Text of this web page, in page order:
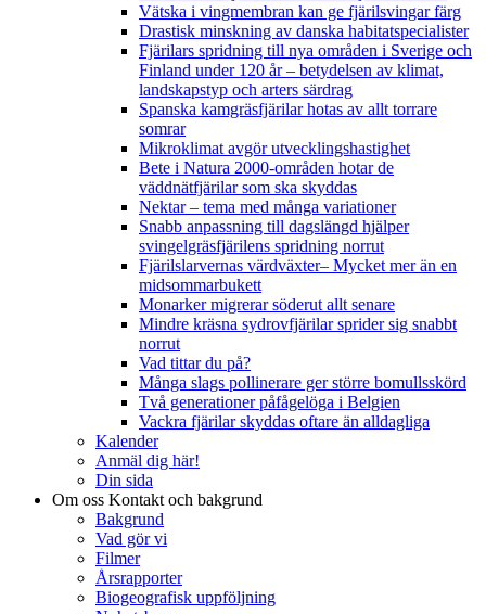
Vätska i vingmembran kan ge fjärilsvingar färg
Drastisk minskning av danska habitatspecialister
Fjärilars spridning till nya områden i Sverige och
Finland under 120 år– betydelsen av klimat,
landskapstyp och arters särdrag
Spanska kamgräsfjärilar hotas av allt torrare
somrar
Mikroklimat avgör utvecklingshastighet
Bete i Natura 2000-områden hotar de
väddnätfjärilar som ska skyddas
Nektar – tema med många variationer
Snabb anpassning till dagslängd hjälper
svingelgräsfjärilens spridning norrut
Fjärilslarvernas värdväxter– Mycket mer än en
midsommarbukett
Monarker migrerar söderut allt senare
Mindre kräsna sydrovfjärilar sprider sig snabbt
norrut
Vad tittar du på?
Många slags pollinerare ger större bomullsskörd
Två generationer påfågelöga i Belgien
Vackra fjärilar skyddas oftare än alldagliga
Kalender
Anmäl dig här!
Din sida
Om oss Kontakt och bakgrund
Bakgrund
Vad gör vi
Filmer
Årsrapporter
Biogeografisk uppföljning